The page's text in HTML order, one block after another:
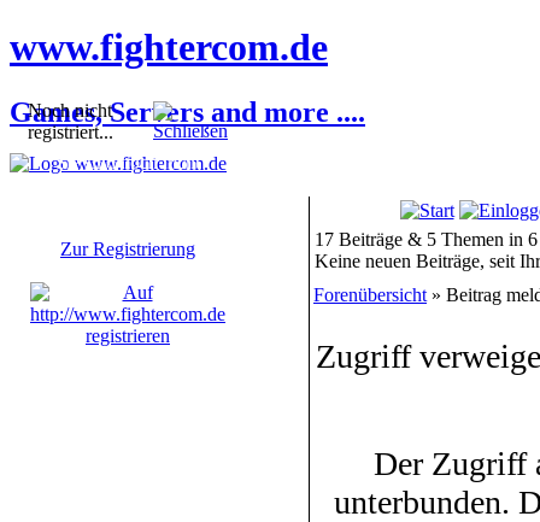
www.fightercom.de
Games, Servers and more ....
17 Beiträge & 5 Themen in
Keine neuen Beiträge, seit
Forenübersicht » Beitrag
Zugriff
Der Zugriff
unterbunden.
Noch nicht
registriert...
Sie sind noch nicht
Zur Registrierung